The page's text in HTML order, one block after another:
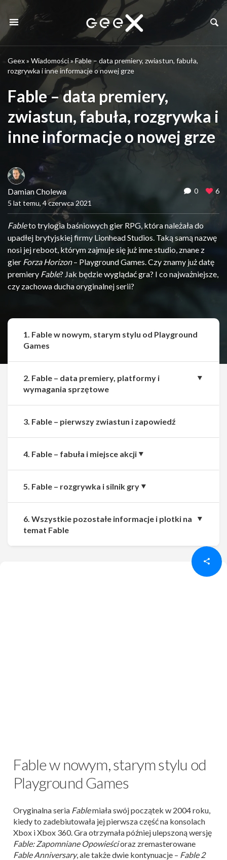
Geex» Wiadomości»Fable – data premiery, zwiastun, fabuła,
rozgrywka i inne informacje o nowej grze
Fable – data premiery,
zwiastun, fabuła, rozgrywka i
inne informacje o nowej grze
Damian Cholewa
5 lat temu, 4 czerwca 2021
0 6
Fableto trylogia baśniowych gier RPG, która należała do
upadłej brytyjskiej firmy Lionhead Studios. Taką samą nazwę
nosi jej reboot, którym zajmuje się już inne studio, znane z
gier Forza Horizon– Playground Games. Czy znamy już datę
premiery Fable? Jak będzie wyglądać gra? I co najważniejsze,
czy zachowa ducha oryginalnej serii?
Fable w nowym, starym stylu od
Playground Games
Oryginalna seria Fablemiała swój początek w 2004 roku,
kiedy to zadebiutowała jej pierwsza część na konsolach
Xbox i Xbox 360. Gra otrzymała później ulepszoną wersję
Fable: Zapomniane Opowieścioraz zremasterowane
Fable Anniversary, ale także dwie kontynuacje – Fable 2
1. Fable w nowym, starym stylu od Playground
Games
2. Fable – data premiery, platformy i
wymagania sprzętowe
3. Fable – pierwszy zwiastun i zapowiedź
4. Fable – fabuła i miejsce akcji
5. Fable – rozgrywka i silnik gry
6. Wszystkie pozostałe informacje i plotki na
temat Fable